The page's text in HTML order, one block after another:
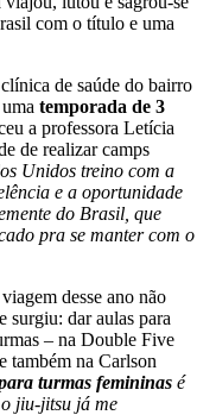
com o título e uma
de saúde do bairro
temporada de 3
a professora Letícia
de realizar camps
Unidos treino com a
e a oportunidade
do Brasil, que
pra se manter com o
desse ano não
surgiu: dar aulas para
– na Double Five
também na Carlson
turmas femininas é
jiu-jitsu já me